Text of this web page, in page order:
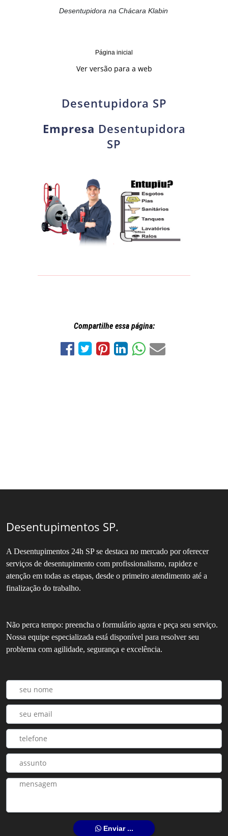
Desentupidora na Chácara Klabin
Página inicial
Ver versão para a web
Desentupidora SP
Empresa Desentupidora
SP
Compartilhe essa página:
Desentupimentos SP.
A Desentupimentos 24h SP se destaca no mercado por oferecer
serviços de desentupimento com profissionalismo, rapidez e
atenção em todas as etapas, desde o primeiro atendimento até a
finalização do trabalho.
Não perca tempo: preencha o formulário agora e peça seu serviço.
Nossa equipe especializada está disponível para resolver seu
problema com agilidade, segurança e excelência.
Enviar ...